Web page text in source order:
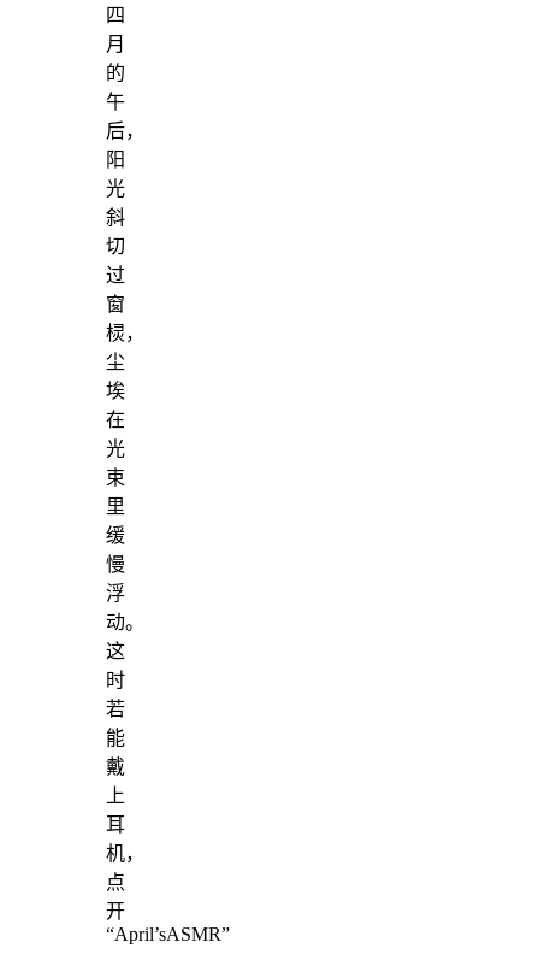
四
月
的
午
后，
阳
光
斜
切
过
窗
棂，
尘
埃
在
光
束
里
缓
慢
浮
动。
这
时
若
能
戴
上
耳
机，
点
开
“April’sASMR”
…